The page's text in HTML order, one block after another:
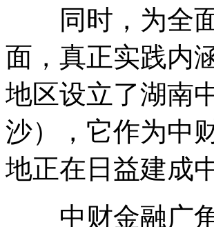
同时，为全面
面，真正实践内
地区设立了湖南
沙），它作为中
地正在日益建成中
中财金融广角